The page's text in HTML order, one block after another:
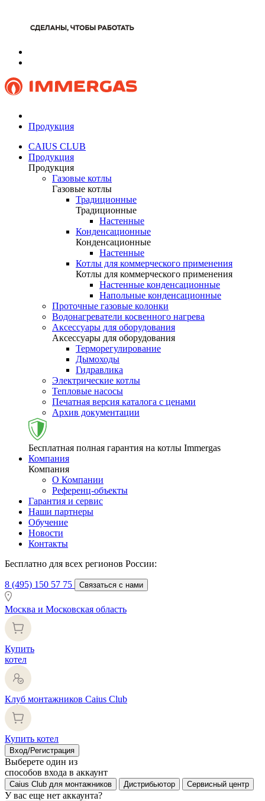
Продукция
CAIUS CLUB
Продукция
Продукция
Газовые котлы
Газовые котлы
Традиционные
Традиционные
Настенные
Конденсационные
Конденсационные
Настенные
Котлы для коммерческого применения
Котлы для коммерческого применения
Настенные конденсационные
Напольные конденсационные
Проточные газовые колонки
Водонагреватели косвенного нагрева
Аксессуары для оборудования
Аксессуары для оборудования
Терморегулирование
Дымоходы
Гидравлика
Электрические котлы
Тепловые насосы
Печатная версия каталога с ценами
Архив документации
Бесплатная полная гарантия на котлы Immergas
Компания
Компания
О Компании
Референц-объекты
Гарантия и сервис
Наши партнеры
Обучение
Новости
Контакты
Бесплатно для всех регионов России:
8 (495) 150 57 75 Связаться с нами
Москва и Московская область
Купить
котел
Клуб монтажников Caius Club
Купить котел
Вход/Регистрация
Выберете один из
способов входа в аккаунт
Caius Club для монтажников Дистрибьютор Сервисный центр
У вас еще нет аккаунта?